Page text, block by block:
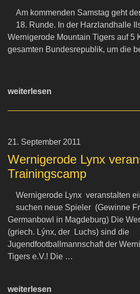
Am kommenden Samstag geht
18. Runde. In der Harzlandhalle
Wernigerode Mountain Tigers auf 5
gesamten Bundesrepublik, um die
weiterlesen
21. September 2011
Wernigerode Lynx
Trainingscamp
Wernigerode Lynx veranstalten
suchen neue Spieler (Gewinne
Germanbowl in Magdeburg) Die
(griech. Lýnx, der Luchs) sind die
Jugendfootballmannschaft der
Tigers e.V.! Die …
weiterlesen